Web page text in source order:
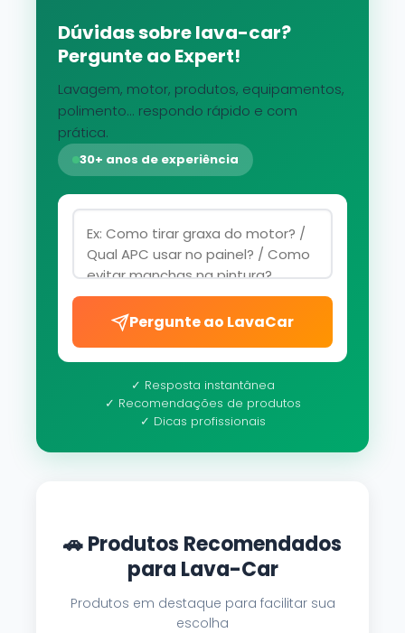
Dúvidas sobre lava-car?
Pergunte ao Expert!
Lavagem, motor, produtos, equipamentos,
polimento... respondo rápido e com
prática.
30+ anos de experiência
Pergunte ao LavaCar
✓ Resposta instantânea
✓ Recomendações de produtos
✓ Dicas profissionais
🚗 Produtos Recomendados
para Lava-Car
Produtos em destaque para facilitar sua
escolha